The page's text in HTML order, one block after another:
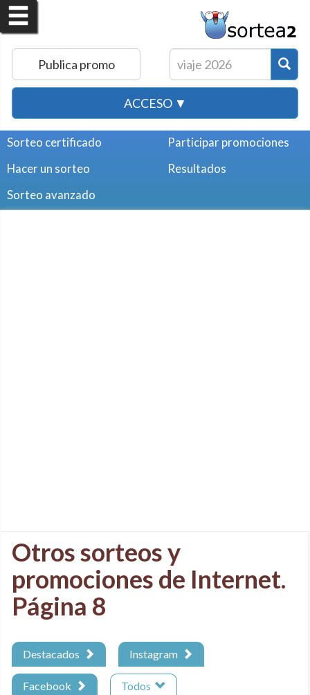
Publica promo
ACCESO ▼
Sorteo certificado
Hacer un sorteo
Sorteo avanzado
Participar promociones
Resultados
Otros sorteos y
promociones de Internet.
Página 8
Destacados Instagram
Facebook Todos